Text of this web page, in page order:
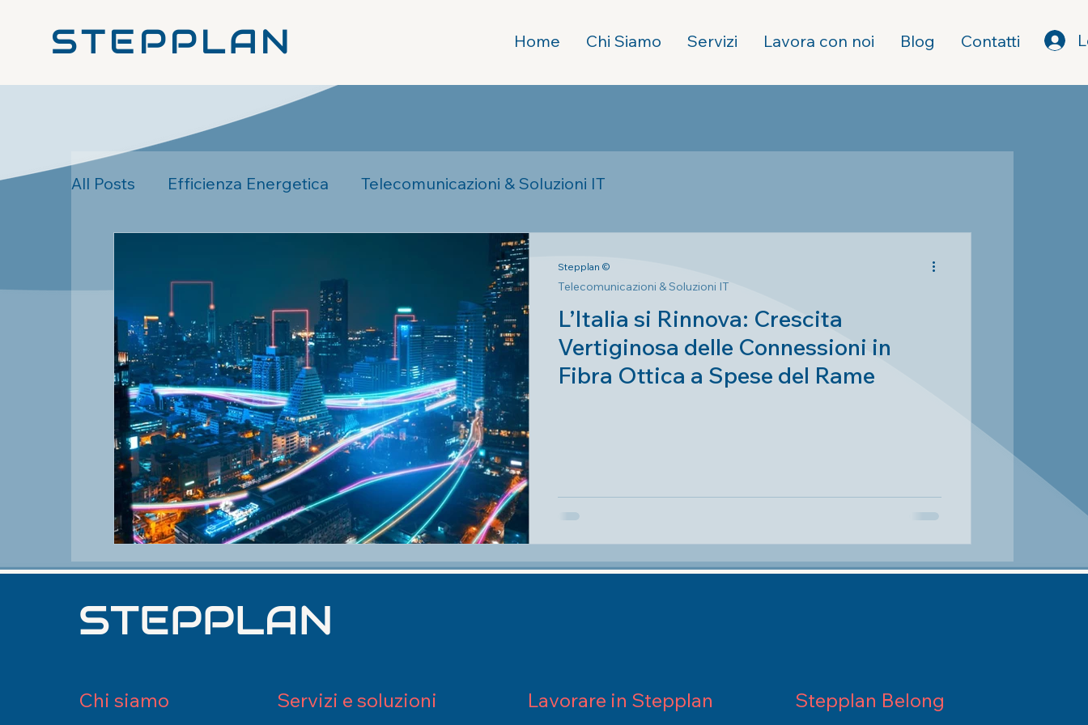
STEPPLAN Home Chi Siamo Servizi Lavora con noi Blog Contatti
All Posts Efficienza Energetica Telecomunicazioni & Soluzioni IT
L’Italia si Rinnova: Crescita
Vertiginosa delle Connessioni in
Fibra Ottica a Spese del Rame
Telecomunicazioni & Soluzioni IT
Stepplan ©
STEPPLAN
Chi siamo Servizi e soluzioni Lavorare in Stepplan Stepplan Belong